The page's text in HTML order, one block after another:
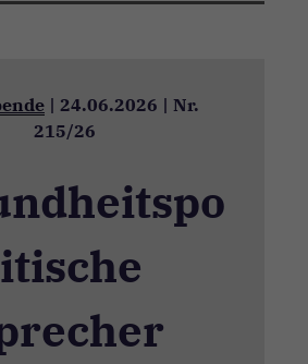
| 24.06.2026 | Nr.
215/26